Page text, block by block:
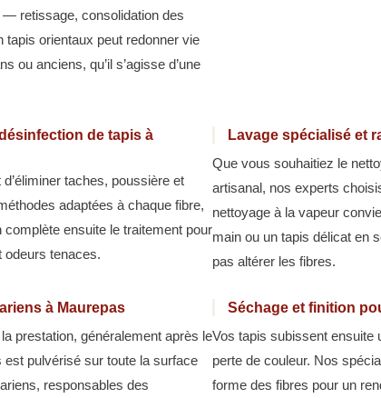
retissage, consolidation des
orientaux peut redonner vie
ou anciens, qu’il s’agisse d’une
de tapis à
taches, poussière et
adaptées à chaque fibre,
ensuite le traitement pour
odeurs tenaces.
Lavage spécialisé et
Que vous souhaitiez le
artisanal, nos experts
nettoyage à la vapeur
main ou un tapis délicat en
pas altérer les fibres.
à Maurepas
prestation, généralement après le
pulvérisé sur toute la surface
responsables des
Séchage et finition
Vos tapis subissent ensuite
perte de couleur. Nos
forme des fibres pour un